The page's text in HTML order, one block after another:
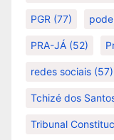
PGR (77)
PRA-JÁ (52)
redes sociais (57)
Tchizé dos
Tribunal